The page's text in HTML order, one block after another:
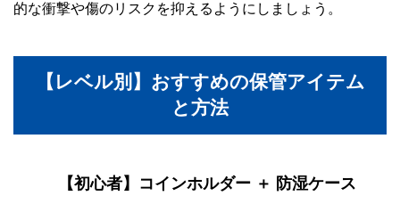
的な衝撃や傷のリスクを抑えるようにしましょう。
【レベル別】おすすめの保管アイテム
と方法
【初心者】コインホルダー ＋ 防湿ケース